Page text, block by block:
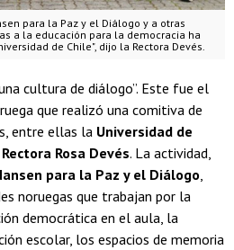
para la Paz y el Diálogo y a otras
a la educación para la democracia ha
de Chile", dijo la Rectora Devés.
cultura de diálogo”. Este fue el
que realizó una comitiva de
entre ellas la Universidad de
Rectora Rosa Devés. La actividad,
para la Paz y el Diálogo,
noruegas que trabajan por la
democrática en el aula, la
escolar, los espacios de memoria